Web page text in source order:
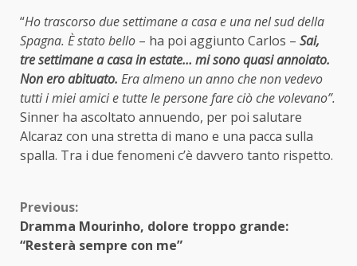
“Ho trascorso due settimane a casa e una nel sud della
Spagna. È stato bello – ha poi aggiunto Carlos – Sai,
tre settimane a casa in estate… mi sono quasi annoiato.
Non ero abituato. Era almeno un anno che non vedevo
tutti i miei amici e tutte le persone fare ciò che volevano”.
Sinner ha ascoltato annuendo, per poi salutare
Alcaraz con una stretta di mano e una pacca sulla
spalla. Tra i due fenomeni c’è davvero tanto rispetto.
Continue
Reading
Previous:
Dramma Mourinho, dolore troppo grande:
“Resterà sempre con me”